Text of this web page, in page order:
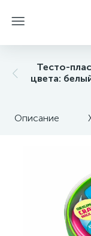
Тесто-
цвета:
Описание